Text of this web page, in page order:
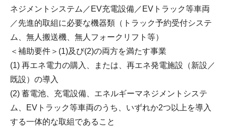
ネジメントシステム／EV充電設備／EVトラック等車両
／先進的取組に必要な機器類（トラック予約受付システ
ム、無人搬送機、無人フォークリフト等）
＜補助要件＞(1)及び(2)の両方を満たす事業
(1) 再エネ電力の購入、または、再エネ発電施設（新設／
既設）の導入
(2) 蓄電池、充電設備、エネルギーマネジメントシステ
ム、EVトラック等車両のうち、いずれか2つ以上を導入
する一体的な取組であること